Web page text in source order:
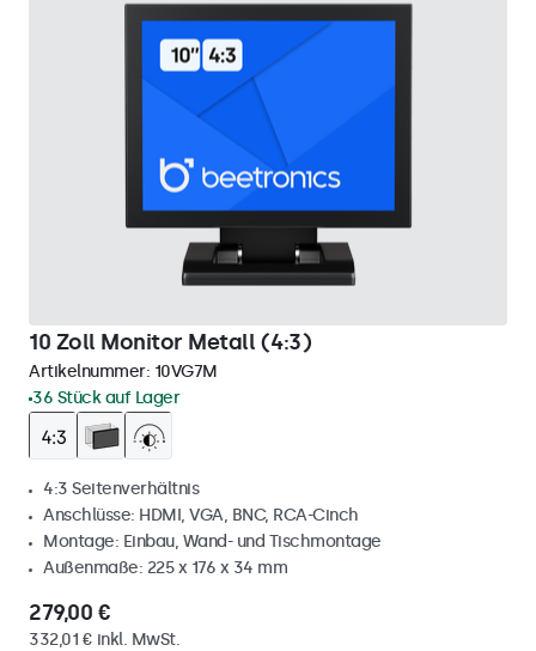
10 Zoll Monitor Metall (4:3)
Artikelnummer: 10VG7M
36 Stück auf Lager
4:3 Seitenverhältnis
Anschlüsse: HDMI, VGA, BNC, RCA-Cinch
Montage: Einbau, Wand- und Tischmontage
Außenmaße: 225 x 176 x 34 mm
279,00 €
332,01 € inkl. MwSt.